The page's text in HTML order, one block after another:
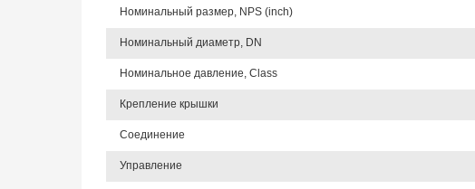
Номинальный размер, NPS (inch)
Номинальный диаметр, DN
Номинальное давление, Class
Крепление крышки
Соединение
Управление